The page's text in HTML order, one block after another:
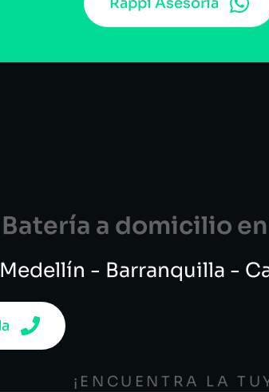
a domicilio
- Barranquilla -
¡ENCUENTRA LA